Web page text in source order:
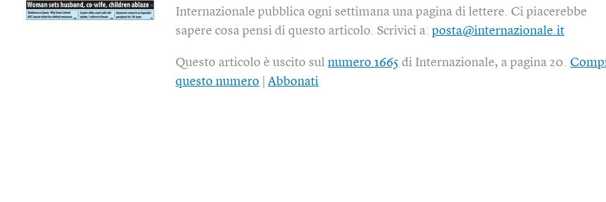
Internazionale pubblica ogni settimana una pagina di lettere. Ci piacerebbe
sapere cosa pensi di questo articolo. Scrivici a:posta@internazionale.it
Questo articolo è uscito sulnumero 1665 di Internazionale, a pagina 20.
questo numero |Abbonati